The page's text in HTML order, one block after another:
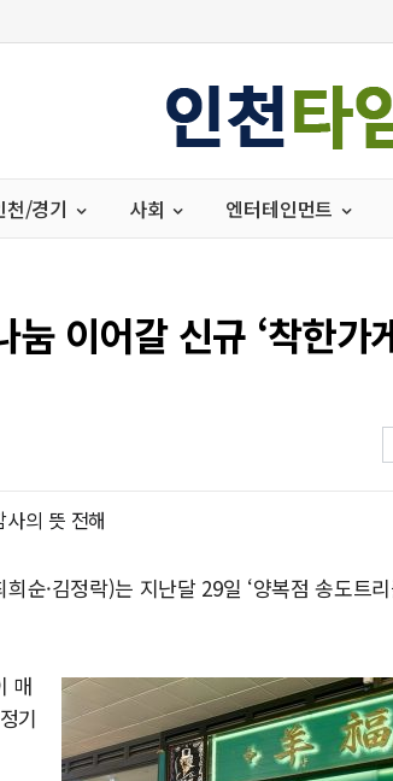
/경기 사회 엔터테인먼트
이어갈 신규 ‘착한가
의 뜻 전해
순·김정락)는 지난달 29일 ‘양복점 송도트
매
기